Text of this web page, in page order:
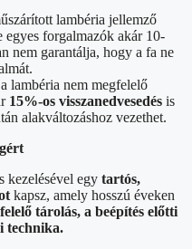
lambéria jellemző
egyes forgalmazók akár 10-
nem garantálja, hogy a fa ne
lambéria nem megfelelő
15%-os visszanedvesedés is
alakváltozáshoz vezethet.
kezelésével egy tartós,
kapsz, amely hosszú éveken
tárolás, a beépítés előtti
technika.